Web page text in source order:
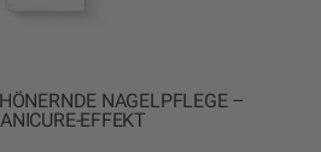
NAGELPFLEGE –
EFFEKT